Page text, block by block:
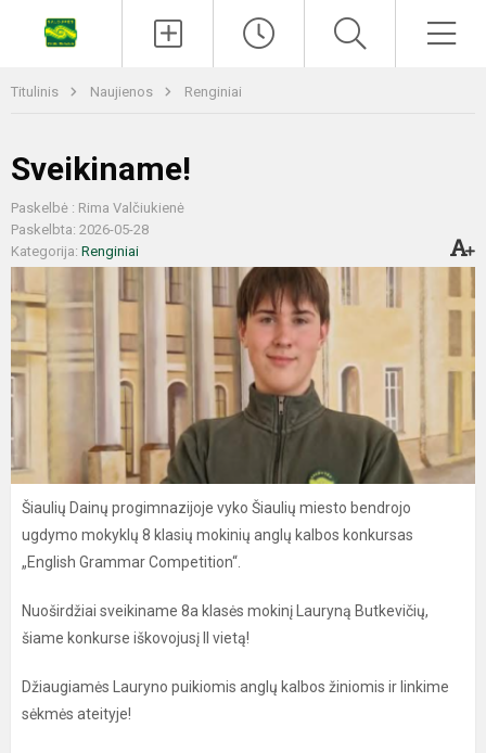
Titulinis Naujienos Renginiai
Sveikiname!
Paskelbė : Rima Valčiukienė
Paskelbta: 2026-05-28
Kategorija: Renginiai
Šiaulių Dainų progimnazijoje vyko Šiaulių miesto bendrojo
ugdymo mokyklų 8 klasių mokinių anglų kalbos konkursas
„English Grammar Competition“.
Nuoširdžiai sveikiname 8a klasės mokinį Lauryną Butkevičių,
šiame konkurse iškovojusį II vietą!
Džiaugiamės Lauryno puikiomis anglų kalbos žiniomis ir linkime
sėkmės ateityje!